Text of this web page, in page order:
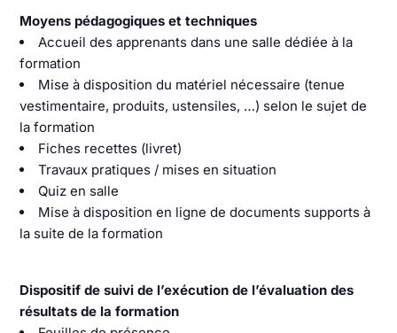
Moyens pédagogiques et techniques
Accueil des apprenants dans une salle dédiée à la
formation
Mise à disposition du matériel nécessaire (tenue
vestimentaire, produits, ustensiles, …) selon le sujet de
la formation
Fiches recettes (livret)
Travaux pratiques / mises en situation
Quiz en salle
Mise à disposition en ligne de documents supports à
la suite de la formation
Dispositif de suivi de l’exécution de l’évaluation des
résultats de la formation